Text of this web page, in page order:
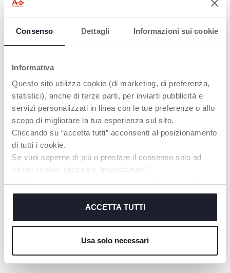
Consenso Dettagli Informazioni sui cookie
Informativa
Questo sito utilizza cookie (di marketing, di preferenza,
statistici), anche di terze parti, per inviarti pubblicità e
servizi personalizzati in linea con le tue preferenze o allo
scopo di migliorare la tua esperienza sul sito.
Cliccando su “accetta tutti” acconsenti al posizionamento
di tutti i cookie.
Se vuoi saperne di più o prestare il consenso solo ad
alcuni cookie, clicca su "impostazioni".
cookie tecnici, indispensabili per fruire del servizio
ACCETTA TUTTI
Usa solo necessari
sous n’importe quel
FONCTION «
PARLE-MOI »
Il est possible d’utiliser
le microphone de
l’unité parentale pour
SURVEILLANCE
DE LA
AMBIANTE
Permet de surveiller la
EN SAVOIR PLUS